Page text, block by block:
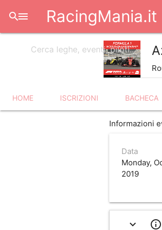
menu RacingMania.it
search
HOME ISCRIZIONI BACHECA
Informazioni
Data
Monday,
2019
expand_more info_outline